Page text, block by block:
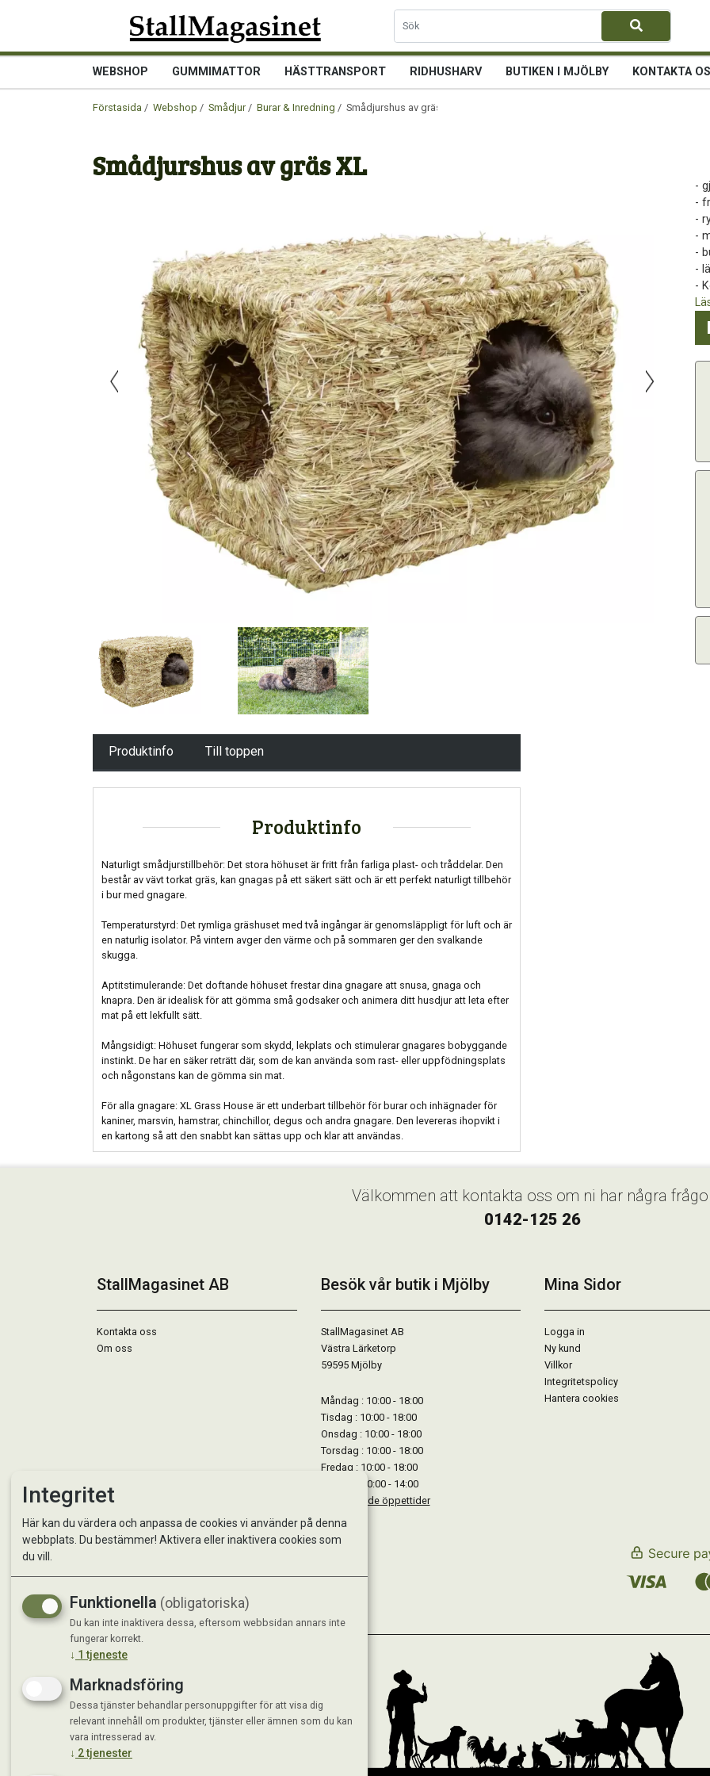
WEBSHOP GUMMIMATTOR HÄSTTRANSPORT RIDHUSHARV BUTIKEN I MJÖLBY KONTAKTA
Förstasida / Webshop / Smådjur/ Burar & Inredning / Smådjurshus av gräs XL
Smådjurshus av gräs XL
-
-
-
-
-
-
-
Produktinfo Till toppen
Produktinfo
Naturligt smådjurstillbehör: Det stora höhuset är fritt från farliga plast- och tråddelar. Den
består av vävt torkat gräs, kan gnagas på ett säkert sätt och är ett perfekt naturligt tillbehör
i bur med gnagare.
Temperaturstyrd: Det rymliga gräshuset med två ingångar är genomsläppligt för luft och är
en naturlig isolator. På vintern avger den värme och på sommaren ger den svalkande
skugga.
Aptitstimulerande: Det doftande höhuset frestar dina gnagare att snusa, gnaga och
knapra. Den är idealisk för att gömma små godsaker och animera ditt husdjur att leta efter
mat på ett lekfullt sätt.
Mångsidigt: Höhuset fungerar som skydd, lekplats och stimulerar gnagares bobyggande
instinkt. De har en säker reträtt där, som de kan använda som rast- eller uppfödningsplats
och någonstans kan de gömma sin mat.
För alla gnagare: XL Grass House är ett underbart tillbehör för burar och inhägnader för
kaniner, marsvin, hamstrar, chinchillor, degus och andra gnagare. Den levereras ihopvikt i
en kartong så att den snabbt kan sättas upp och klar att användas.
Välkommen att kontakta oss om ni har några
0142-125 26
StallMagasinet AB
Kontakta oss
Om oss
Besök vår butik i Mjölby
StallMagasinet AB
Västra Lärketorp
59595 Mjölby
Måndag : 10:00 - 18:00
Tisdag : 10:00 - 18:00
Onsdag : 10:00 - 18:00
Torsdag : 10:00 - 18:00
Fredag : 10:00 - 18:00
Lördag : 10:00 - 14:00
Se avvikande öppettider
Mina Sidor
Logga in
Ny kund
Villkor
Integritetspolicy
Hantera cookies
Integritet
Här kan du värdera och anpassa de cookies vi använder på denna
webbplats. Du bestämmer! Aktivera eller inaktivera cookies som
du vill.
Funktionella (obligatoriska)
Du kan inte inaktivera dessa, eftersom webbsidan annars inte
fungerar korrekt.
↓ 1 tjeneste
Marknadsföring
Dessa tjänster behandlar personuppgifter för att visa dig
relevant innehåll om produkter, tjänster eller ämnen som du kan
vara intresserad av.
↓ 2tjenester